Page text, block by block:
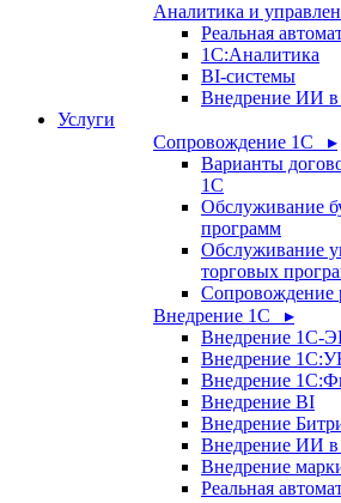
Аналитика и
Реальная
1С:Аналитика
BI-системы
Внедрение ИИ
Услуги
Сопровождение 1С ▸
Варианты
1С
Обслуживание
программ
Обслуживание
торговых
Сопровождение
Внедрение 1С ▸
Внедрение 1С-
Внедрение
Внедрение
Внедрение BI
Внедрение
Внедрение ИИ
Внедрение
Реальная